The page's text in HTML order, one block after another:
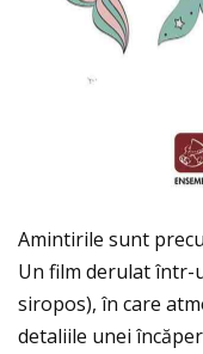
Amintirile sunt
Un film derulat într-
siropos), în care
detaliile unei